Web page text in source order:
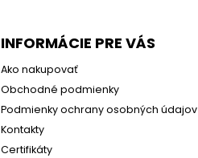
INFORMÁCIE PRE VÁS
Ako nakupovať
Obchodné podmienky
Podmienky ochrany osobných údajov
Kontakty
Certifikáty